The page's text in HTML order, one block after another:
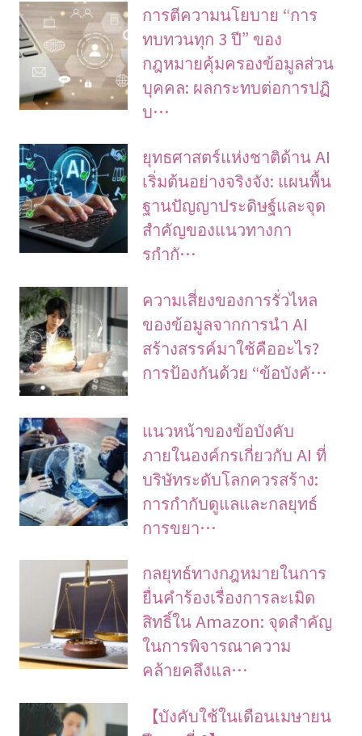
การตีความนโยบาย “การ
ทบทวนทุก 3 ปี” ของ
กฎหมายคุ้มครองข้อมูลส่วน
บุคคล: ผลกระทบต่อการปฏิ
บ…
ยุทธศาสตร์แห่งชาติด้าน AI
เริ่มต้นอย่างจริงจัง: แผนพื้น
ฐานปัญญาประดิษฐ์และจุด
สำคัญของแนวทางกา
รกำกั…
ความเสี่ยงของการรั่วไหล
ของข้อมูลจากการนำ AI
สร้างสรรค์มาใช้คืออะไร?
การป้องกันด้วย “ข้อบังคั…
แนวหน้าของข้อบังคับ
ภายในองค์กรเกี่ยวกับ AI ที่
บริษัทระดับโลกควรสร้าง:
การกำกับดูแลและกลยุทธ์
การขยา…
กลยุทธ์ทางกฎหมายในการ
ยื่นคำร้องเรื่องการละเมิด
สิทธิ์ใน Amazon: จุดสำคัญ
ในการพิจารณาความ
คล้ายคลึงแล…
【บังคับใช้ในเดือนเมษายน